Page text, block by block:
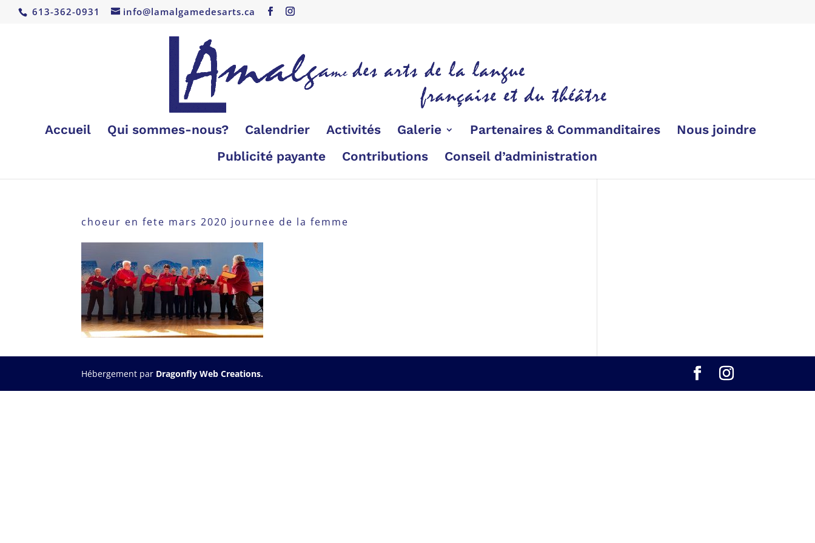
613-362-0931 info@lamalgamedesarts.ca
Accueil Qui sommes-nous? Calendrier Activités Galerie Partenaires & Commanditaires
Nous joindre
Publicité payante
Contributions Conseil d’administration
choeur en fete mars 2020 journee de la femme
Hébergement par Dragonfly Web Creations.